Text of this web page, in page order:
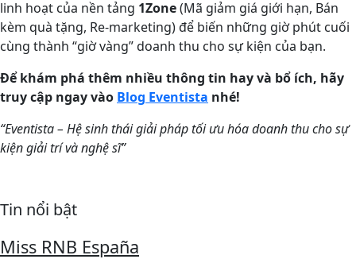
linh hoạt của nền tảng 1Zone(Mã giảm giá giới hạn, Bán
kèm quà tặng, Re-marketing) để biến những giờ phút cuối
cùng thành “giờ vàng” doanh thu cho sự kiện của bạn.
Để khám phá thêm nhiều thông tin hay và bổ ích, hãy
truy cập ngay vào Blog Eventista nhé!
“Eventista – Hệ sinh thái giải pháp tối ưu hóa doanh thu cho sự
kiện giải trí và nghệ sĩ”
Tin nổi bật
Miss RNB España